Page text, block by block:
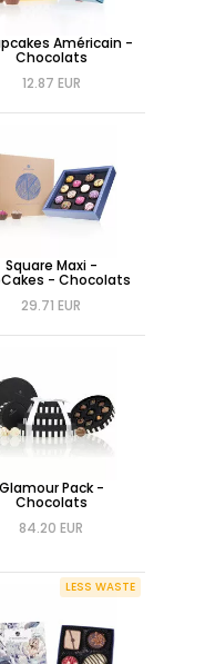
Américain -
Chocolats
12.87 EUR
Square Maxi -
- Chocolats
29.71 EUR
Glamour Pack -
Chocolats
84.20 EUR
LESS WASTE